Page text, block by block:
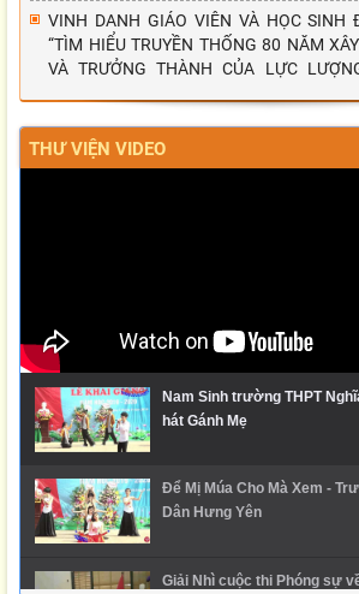
VINH DANH GIÁO VIÊN VÀ HỌC SINH
“TÌM HIỂU TRUYỀN THỐNG 80 NĂM
VÀ TRƯỞNG THÀNH CỦA LỰC
THƯ VIỆN VIDEO
Nam Sinh trường THPT
hát Gánh Mẹ
Để Mị Múa Cho Mà Xem -
Dân Hưng Yên
Giải Nhì cuộc thi Phóng sự